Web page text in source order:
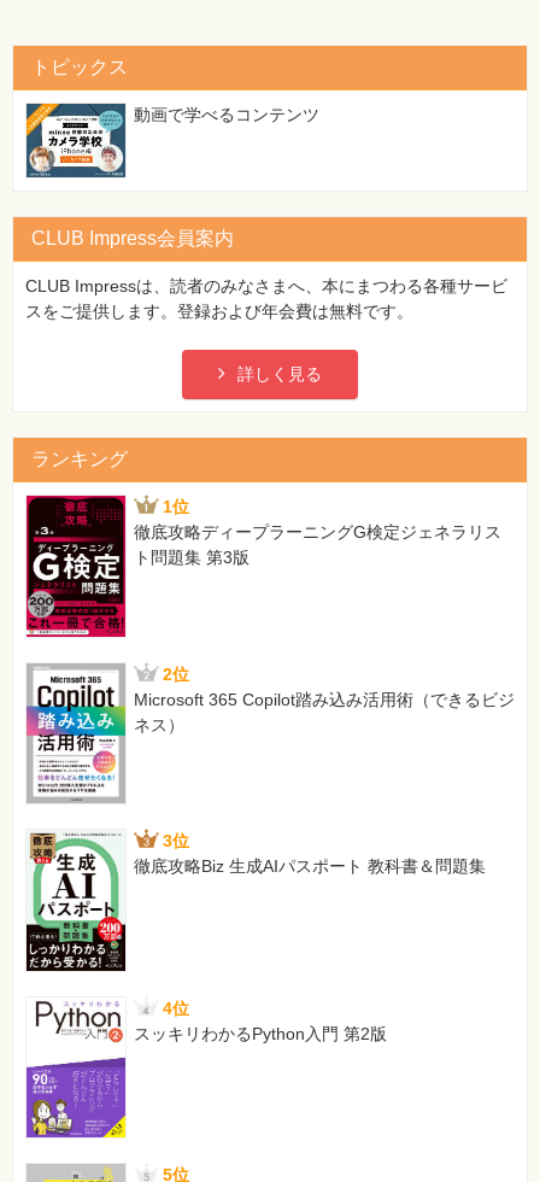
トピックス
動画で学べるコンテンツ
CLUB Impress会員案内
CLUB Impressは、読者のみなさまへ、本にまつわる各種サービ
スをご提供します。登録および年会費は無料です。
詳しく見る
ランキング
1位
徹底攻略ディープラーニングG検定ジェネラリス
ト問題集 第3版
2位
Microsoft 365 Copilot踏み込み活用術（できるビジ
ネス）
3位
徹底攻略Biz 生成AIパスポート 教科書＆問題集
4位
スッキリわかるPython入門 第2版
5位